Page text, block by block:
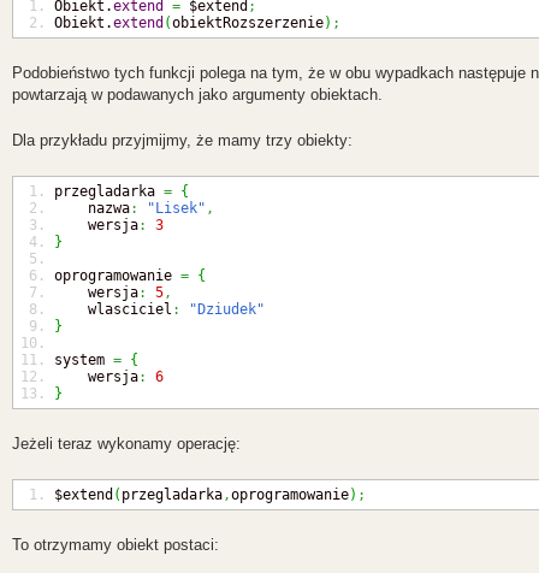
Obiekt.extend = $extend ;
Obiekt.extend (obiektRozszerzenie) ;
Podobieństwo tych funkcji polega na tym, że w obu wypadkach następuje
powtarzają w podawanych jako argumenty obiektach.
Dla przykładu przyjmijmy, że mamy trzy obiekty:
przegladarka = {
    nazwa
: "Lisek" ,
    wersja
:
3
}
oprogramowanie = {
    wersja
: 5,
    wlasciciel
:
"Dziudek"
}
system = {
    wersja
:
6
}
Jeżeli teraz wykonamy operację:
$extend ( przegladarka,oprogramowanie) ;
To otrzymamy obiekt postaci: